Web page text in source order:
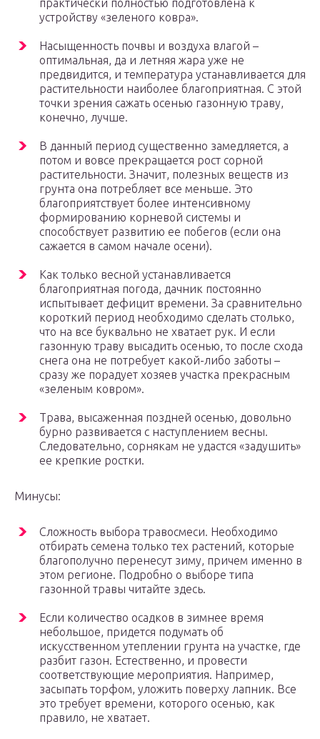
практически полностью подготовлена к
устройству «зеленого ковра».
Насыщенность почвы и воздуха влагой –
оптимальная, да и летняя жара уже не
предвидится, и температура устанавливается для
растительности наиболее благоприятная. С этой
точки зрения сажать осенью газонную траву,
конечно, лучше.
В данный период существенно замедляется, а
потом и вовсе прекращается рост сорной
растительности. Значит, полезных веществ из
грунта она потребляет все меньше. Это
благоприятствует более интенсивному
формированию корневой системы и
способствует развитию ее побегов (если она
сажается в самом начале осени).
Как только весной устанавливается
благоприятная погода, дачник постоянно
испытывает дефицит времени. За сравнительно
короткий период необходимо сделать столько,
что на все буквально не хватает рук. И если
газонную траву высадить осенью, то после схода
снега она не потребует какой-либо заботы –
сразу же порадует хозяев участка прекрасным
«зеленым ковром».
Трава, высаженная поздней осенью, довольно
бурно развивается с наступлением весны.
Следовательно, сорнякам не удастся «задушить»
ее крепкие ростки.
Минусы:
Сложность выбора травосмеси. Необходимо
отбирать семена только тех растений, которые
благополучно перенесут зиму, причем именно в
этом регионе. Подробно о выборе типа
газонной травы читайте здесь.
Если количество осадков в зимнее время
небольшое, придется подумать об
искусственном утеплении грунта на участке, где
разбит газон. Естественно, и провести
соответствующие мероприятия. Например,
засыпать торфом, уложить поверху лапник. Все
это требует времени, которого осенью, как
правило, не хватает.